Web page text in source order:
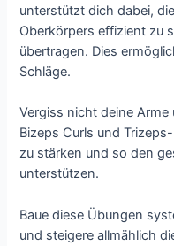
unterstützt dich dabei,
Oberkörpers effizient zu
übertragen. Dies
Schläge.
Vergiss nicht deine
Bizeps Curls und
zu stärken und so den
unterstützen.
Baue diese Übungen
und steigere allmählich